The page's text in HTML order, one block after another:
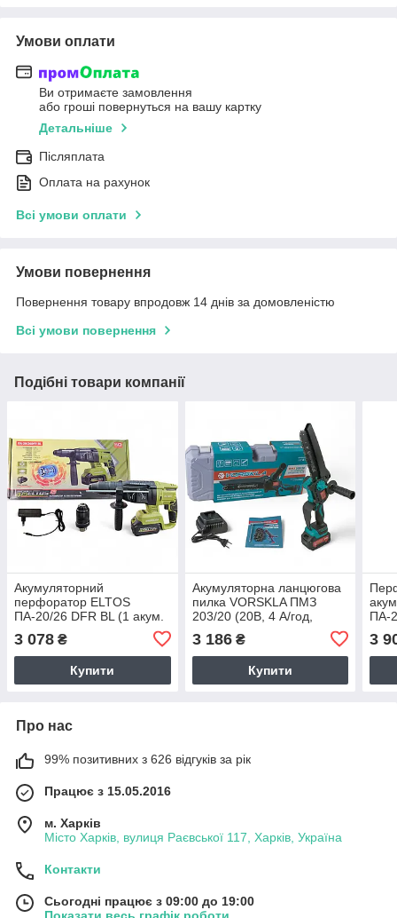
Умови оплати
Ви отримаєте замовлення
або гроші повернуться на вашу картку
Детальніше
Післяплата
Оплата на рахунок
Всі умови оплати
Умови повернення
Повернення товару впродовж 14 днів за домовленістю
Всі умови повернення
Подібні товари компанії
Акумуляторний
перфоратор ELTOS
ПА-20/26 DFR BL (1 акум.
20В, 4 А/год, Безщітковий,
НІМЕЧЧИНА)
3 078 ₴
Купити
Акумуляторна ланцюгова
пилка VORSKLA ПМЗ
203/20 (20В, 4 А/год,
мм, УКРАЇНА)
3 186₴
Купити
ПА-
3
Про нас
99% позитивних з 626 відгуків за рік
Працює з 15.05.2016
м. Харків
Місто Харків, вулиця Раєвської 117, Харків, Україна
Контакти
Сьогодні працює з 09:00 до 19:00